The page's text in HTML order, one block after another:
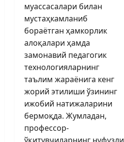
муассасалари билан
мустаҳкамланиб
бораётган ҳамкорлик
алоқалари ҳамда
замонавий педагогик
технологияларнинг
таълим жараёнига кенг
жорий этилиши ўзининг
ижобий натижаларини
бермоқда. Жумладан,
профессор-